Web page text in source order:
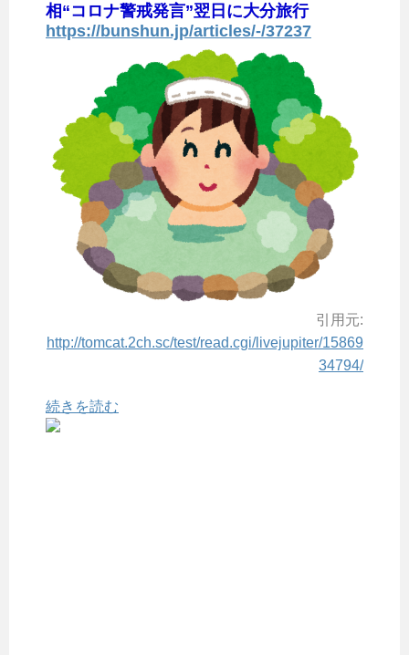
相“コロナ警戒発言”翌日に大分旅行
https://bunshun.jp/articles/-/37237
引用元:
http://tomcat.2ch.sc/test/read.cgi/livejupiter/15869
34794/
続きを読む